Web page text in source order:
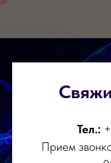
Тел.:
Прием